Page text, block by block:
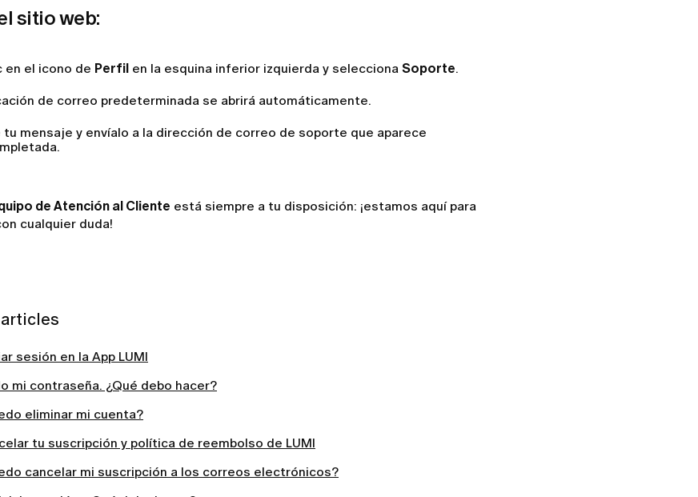
sitio web:
en el icono de Perfil en la esquina inferior izquierda y selecciona Soporte.
de correo predeterminada se abrirá automáticamente.
tu mensaje y envíalo a la dirección de correo de soporte que aparece
de Atención al Cliente está siempre a tu disposición: ¡estamos aquí para
cualquier duda!
sesión en la App LUMI
mi contraseña. ¿Qué debo hacer?
eliminar mi cuenta?
tu suscripción y política de reembolso de LUMI
cancelar mi suscripción a los correos electrónicos?